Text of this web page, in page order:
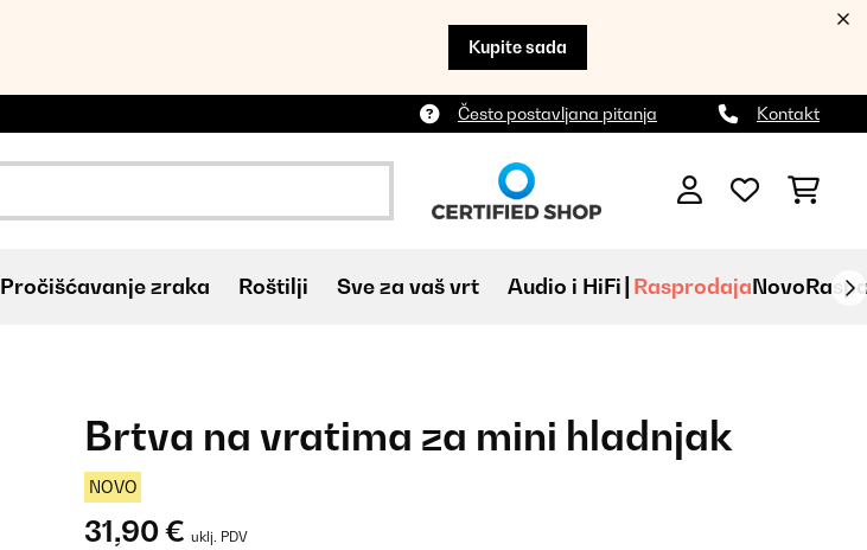
Kupite sada
Često postavljana pitanja Kontakt
Pročišćavanje zraka Roštilji Sve za vaš vrt Audio i HiFi RasprodajaNovo
Brtva na vratima za mini hladnjak
NOVO
31,90 € uklj. PDV